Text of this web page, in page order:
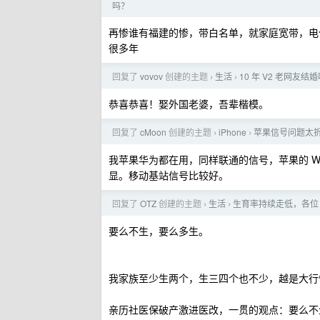
吗？
再惨谁有福建的惨，带白名单，就家庭宽带，
很多年
回复了 vovov创建的主题 › 生活 › 10 年 V2 老网友结
恭喜恭喜！娶外国老婆，吾辈楷模。
回复了 cMoon 创建的主题 › iPhone › 苹果信号问题太
我苹果华为都在用，同样联通的信号，苹果的
显。移动基站信号比较好。
回复了 OTZ创建的主题 › 生活 › 生育率持续走低，各
要么不生，要么多生。
我家族至少生两个，生三四个也不少，越是大
亲历社医保破产激进医改，一贯的观点：要么